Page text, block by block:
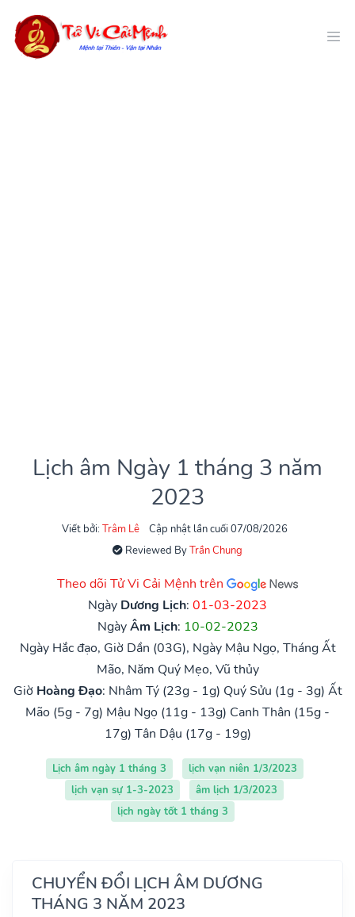
Lịch âm Ngày 1 tháng 3 năm
2023
Viết bởi: Trâm Lê
Cập nhật lần cuối 07/08/2026
Reviewed ByTrần Chung
Theo dõi Tử Vi Cải Mệnh trên
Ngày Dương Lịch: 01-03-2023
NgàyÂm Lịch: 10-02-2023
Ngày Hắc đạo, Giờ Dần (03G), Ngày Mậu Ngọ, Tháng Ất
Mão, Năm Quý Mẹo, Vũ thủy
Giờ Hoàng Đạo: Nhâm Tý (23g - 1g) Quý Sửu (1g - 3g) Ất
Mão (5g - 7g) Mậu Ngọ (11g - 13g) Canh Thân (15g -
17g) Tân Dậu (17g - 19g)
Lịch âm ngày 1 tháng 3
lịch vạn niên 1/3/2023
lịch vạn sự 1-3-2023
âm lịch 1/3/2023
lịch ngày tốt 1 tháng 3
CHUYỂN ĐỔI LỊCH ÂM DƯƠNG
THÁNG 3 NĂM 2023